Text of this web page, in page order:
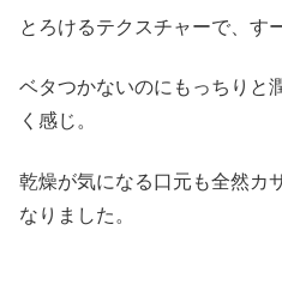
とろけるテクスチャーで、す
ベタつかないのにもっちりと
く感じ。
乾燥が気になる口元も全然カ
なりました。